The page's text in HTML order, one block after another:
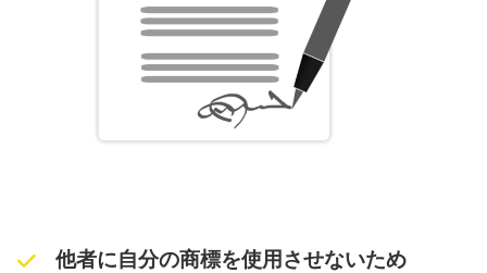
他者に自分の商標を使用させないため